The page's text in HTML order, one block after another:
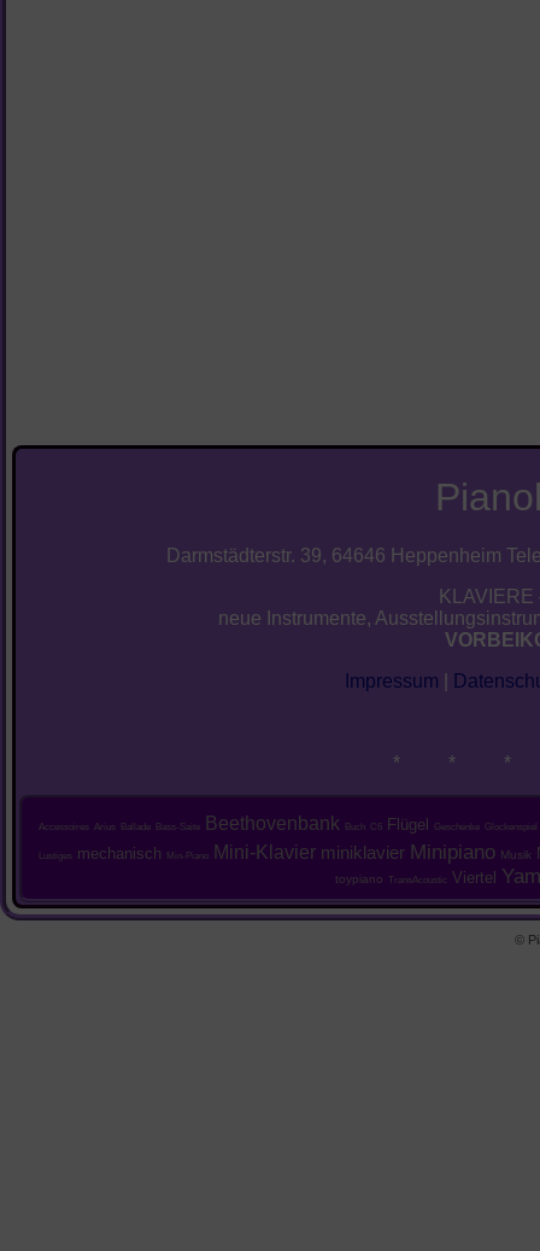
Darmstädterstr. 39, 64646 Heppenheim
neue Instrumente,
Impressum
* * *
Accessoires Arius Ballade Bass-Saite Beethovenbank Buch C6 Flügel Geschenke Glockenspiel
Lustiges mechanisch Min-Piano Mini-Klavier miniklavier Minipiano Musik
toypiano TransAcoustic Viertel
©